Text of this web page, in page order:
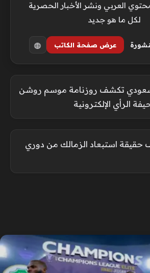
العربي ونشر الأخبار الحصرية
لكل ما هو جديد
عرض صفحة الكاتب
تكشف روزنامة موسم روشن
حقيقة استبعاد الزمالك من دوري